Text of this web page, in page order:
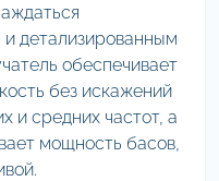
детализированным
обеспечивает
без искажений
и средних частот, а
мощность басов,